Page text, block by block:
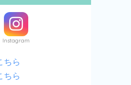
Instagram
ちら
ちら